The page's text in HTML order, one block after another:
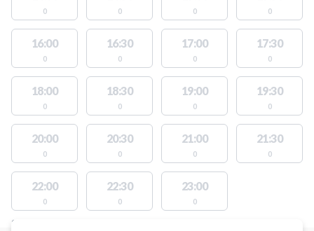
0 0 0 0
16:00
0
16:30
0
17:00
0
17:30
0
18:00
0
18:30
0
19:00
0
19:30
0
20:00
0
20:30
0
21:00
0
21:30
0
22:00
0
22:30
0
23:00
0
STEDER MED LEDIGE AKTIVITETER